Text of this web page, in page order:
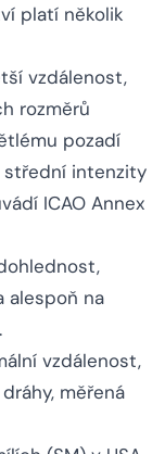
platí několik
vzdálenost,
rozměrů
pozadí
střední intenzity
ICAO Annex
alespoň na
vzdálenost,
měřená